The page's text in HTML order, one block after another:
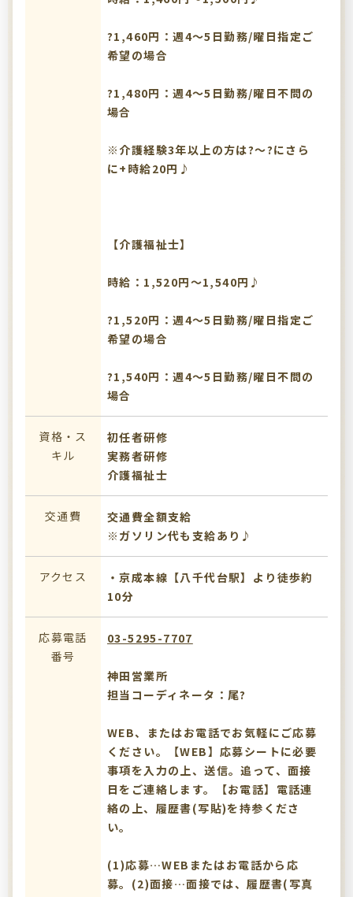
?1,460円：週4～5日勤務/曜日指定ご
希望の場合
?1,480円：週4～5日勤務/曜日不問の
場合
※介護経験3年以上の方は?～?にさら
に+時給20円♪
【介護福祉士】
時給：1,520円～1,540円♪
?1,520円：週4～5日勤務/曜日指定ご
希望の場合
?1,540円：週4～5日勤務/曜日不問の
場合
資格・ス
キル
初任者研修
実務者研修
介護福祉士
交通費
交通費全額支給
※ガソリン代も支給あり♪
アクセス
・京成本線【八千代台駅】より徒歩約
10分
応募電話
番号
03-5295-7707
神田営業所
担当コーディネータ：尾?
WEB、またはお電話でお気軽にご応募
ください。【WEB】応募シートに必要
事項を入力の上、送信。追って、面接
日をご連絡します。【お電話】電話連
絡の上、履歴書(写貼)を持参くださ
い。
(1)応募…WEBまたはお電話から応
募。(2)面接…面接では、履歴書(写真